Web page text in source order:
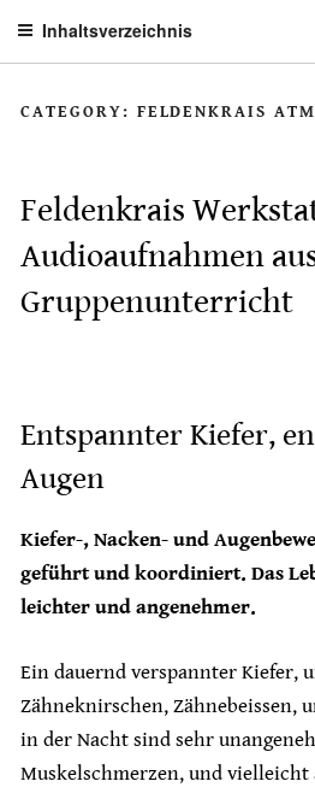
Inhaltsverzeichnis
CATEGORY: FELDENKRAIS ATM
Feldenkrais
Audioaufnahmen
Gruppenunterricht
Entspannter Kiefer,
Augen
Kiefer-, Nacken- und
geführt und koordiniert. Das
leichter und angenehmer.
Ein dauernd verspannter Kiefer,
Zähneknirschen, Zähnebeissen,
in der Nacht sind sehr
Muskelschmerzen, und vielleicht